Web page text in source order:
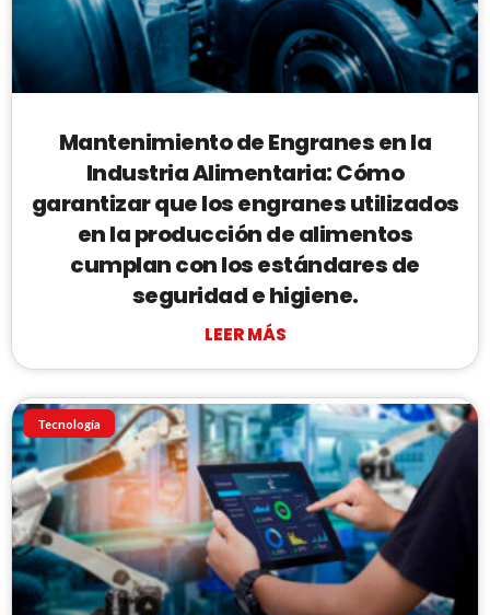
Mantenimiento de Engranes en la
Industria Alimentaria: Cómo
garantizar que los engranes utilizados
en la producción de alimentos
cumplan con los estándares de
seguridad e higiene.
LEER MÁS
Tecnología